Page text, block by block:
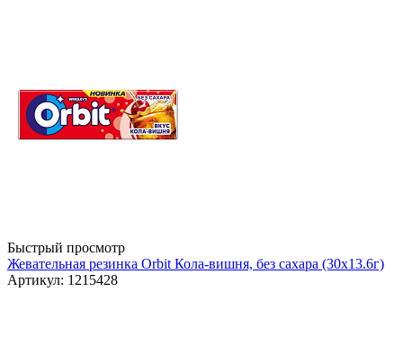
Быстрый просмотр
Жевательная резинка Orbit Кола-вишня, без сахара (30х13.6г)
Артикул: 1215428